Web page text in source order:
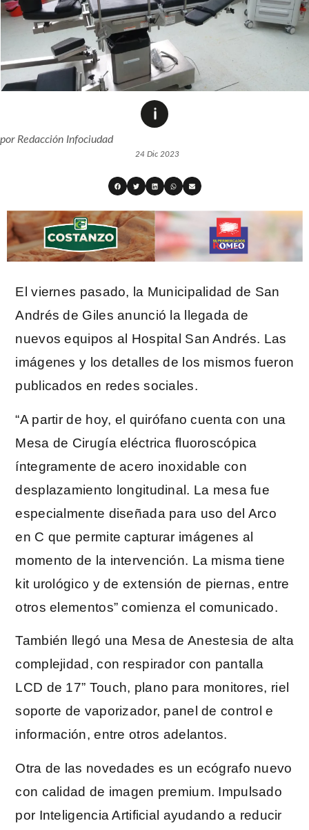
porRedacción Infociudad
24 Dic 2023
El viernes pasado, la Municipalidad de San
Andrés de Giles anunció la llegada de
nuevos equipos al Hospital San Andrés. Las
imágenes y los detalles de los mismos fueron
publicados en redes sociales.
“A partir de hoy, el quirófano cuenta con una
Mesa de Cirugía eléctrica fluoroscópica
íntegramente de acero inoxidable con
desplazamiento longitudinal. La mesa fue
especialmente diseñada para uso del Arco
en C que permite capturar imágenes al
momento de la intervención. La misma tiene
kit urológico y de extensión de piernas, entre
otros elementos” comienza el comunicado.
También llegó una Mesa de Anestesia de alta
complejidad, con respirador con pantalla
LCD de 17” Touch, plano para monitores, riel
soporte de vaporizador, panel de control e
información, entre otros adelantos.
Otra de las novedades es un ecógrafo nuevo
con calidad de imagen premium. Impulsado
por Inteligencia Artificial ayudando a reducir